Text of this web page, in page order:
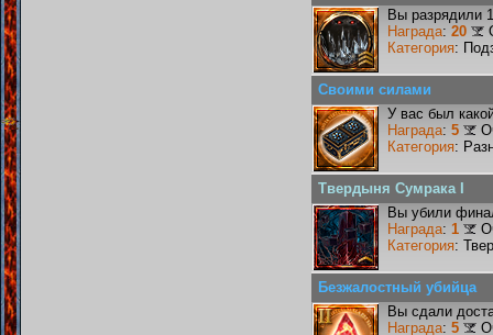
Вы разрядили
Награда: 20
Категория:
Своими силами
У вас был
Награда: 5
Категория:
Твердыня Сумрака I
Вы убили
Награда: 1
Категория:
Безжалостный убийца
Вы сдали
Награда: 5